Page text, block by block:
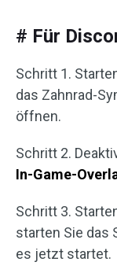
# Für
Schritt 1.
das Zahnrad-
öffnen.
Schritt 2.
In-Game-
Schritt 3.
starten Sie das
es jetzt startet.